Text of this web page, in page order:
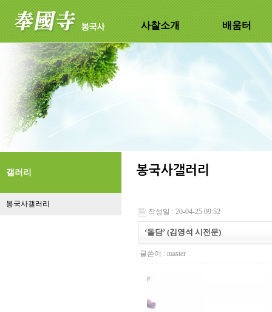
사찰소개 배움터
갤러리
봉국사갤러리
작성일 : 20-04-25 09:52
‘돌담’ (김영석 시전문)
글쓴이 : master